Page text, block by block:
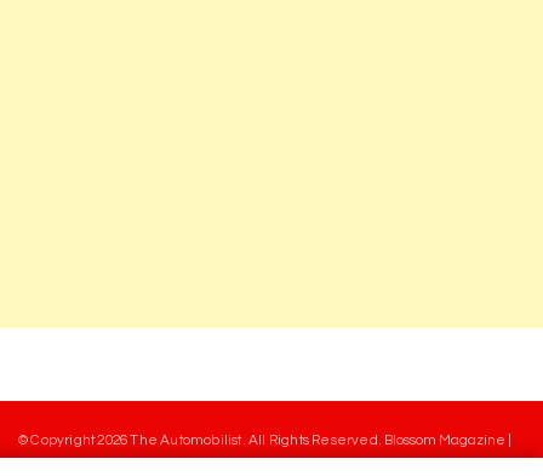
© Copyright 2026The Automobilist. All Rights Reserved. Blossom Magazine |